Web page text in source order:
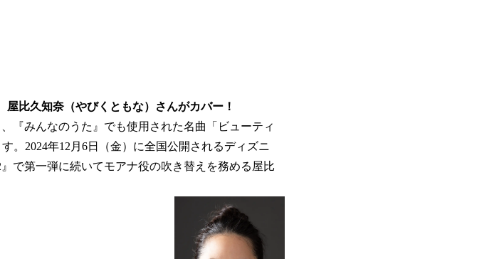
比久知奈（やびくともな）さんがカバー！
『みんなのうた』でも使用された名曲「ビューティ
。2024年12月6日（金）に全国公開されるディズニ
で第一弾に続いてモアナ役の吹き替えを務める屋比